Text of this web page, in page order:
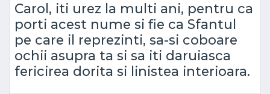
Carol, iti urez la multi ani, pentru ca
porti acest nume si fie ca Sfantul
pe care il reprezinti, sa-si coboare
ochii asupra ta si sa iti daruiasca
fericirea dorita si linistea interioara.